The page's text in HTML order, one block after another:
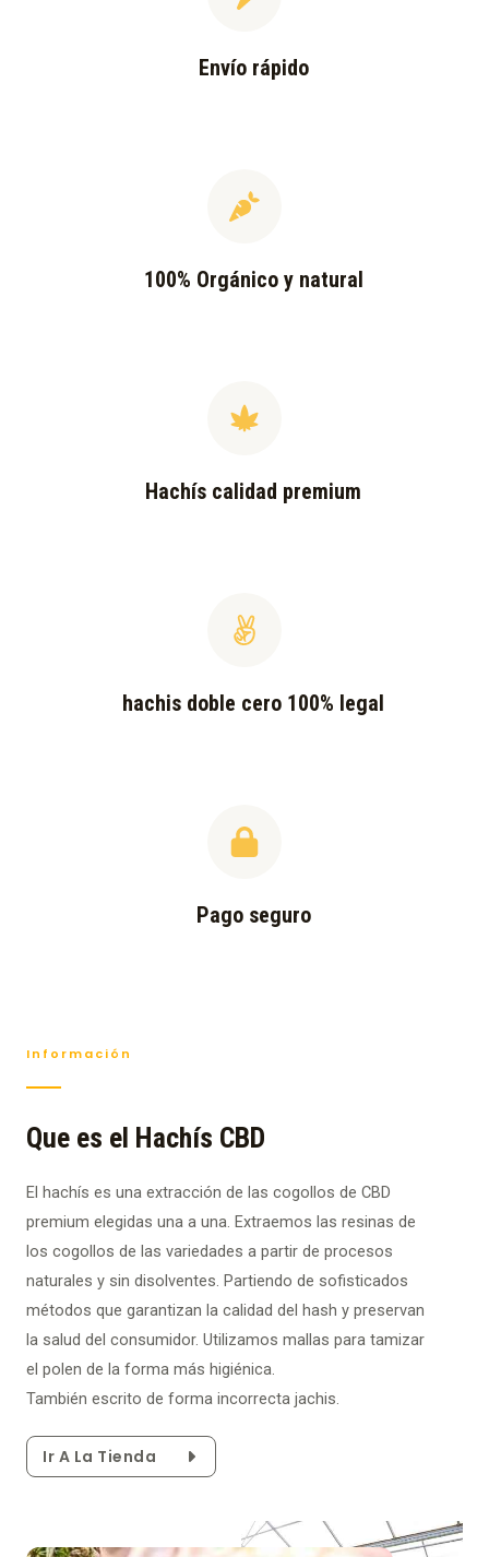
Envío rápido
100% Orgánico y natural
Hachís calidad premium
hachis doble cero 100% legal
Pago seguro
Información
Que es el Hachís CBD
El hachís es una extracción de las cogollos de CBD
premium elegidas una a una. Extraemos las resinas de
los cogollos de las variedades a partir de procesos
naturales y sin disolventes. Partiendo de sofisticados
métodos que garantizan la calidad del hash y preservan
la salud del consumidor. Utilizamos mallas para tamizar
el polen de la forma más higiénica.
También escrito de forma incorrecta jachis.
Ir A La Tienda